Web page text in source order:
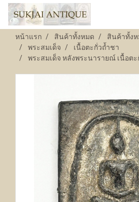
หน้าแรก สินค้าทั้งหมด สินค้าทั้ง
พระสมเด็จ
เนื้อตะกั่วถ้ำชา
พระสมเด็จ หลังพระนารายณ์ เนื้อตะ